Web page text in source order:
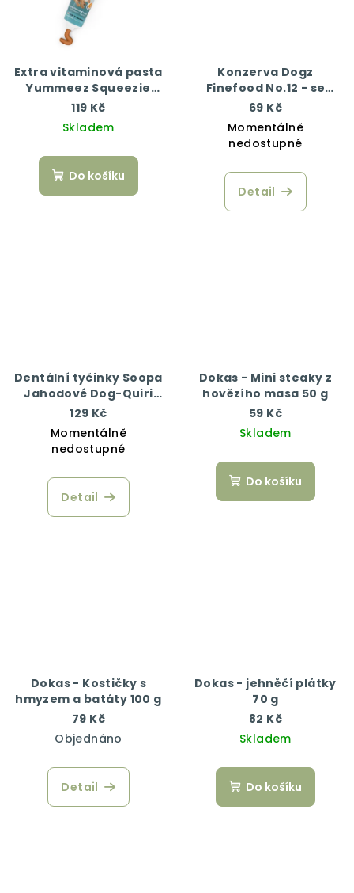
Extra vitaminová pasta
Yummeez Squeezie
Junior 100 g
119 Kč
Skladem
Do košíku
Konzerva Dogz
Finefood No.12 - se
zvěřinou a sledím
masem 200 g
69 Kč
Momentálně
nedostupné
Detail
Dentální tyčinky Soopa
Jahodové Dog-Quiri
100 g
129 Kč
Momentálně
nedostupné
Detail
Dokas - Mini steaky z
hovězího masa 50 g
59 Kč
Skladem
Do košíku
Dokas - Kostičky s
hmyzem a batáty 100 g
79 Kč
Objednáno
Detail
Dokas - jehněčí plátky
70 g
82 Kč
Skladem
Do košíku